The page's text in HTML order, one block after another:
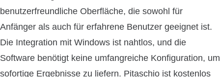
benutzerfreundliche Oberfläche, die sowohl für
Anfänger als auch für erfahrene Benutzer geeignet ist.
Die Integration mit Windows ist nahtlos, und die
Software benötigt keine umfangreiche Konfiguration, um
sofortige Ergebnisse zu liefern. Pitaschio ist kostenlos